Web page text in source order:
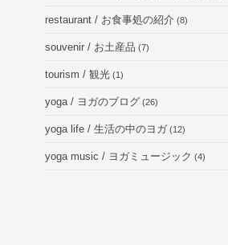
restaurant / お食事処の紹介 (8)
souvenir / お土産品 (7)
tourism / 観光 (1)
yoga / ヨガのブログ (26)
yoga life / 生活の中のヨガ (12)
yoga music / ヨガミュージック (4)